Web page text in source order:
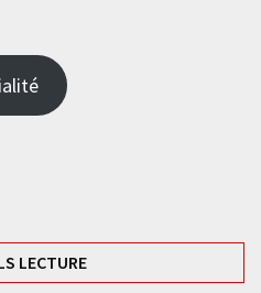
LECTURE